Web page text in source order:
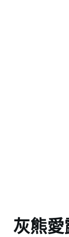
灰熊